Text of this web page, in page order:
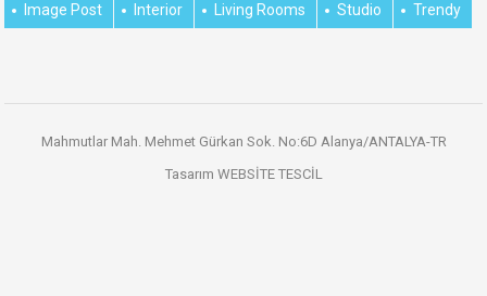
Image Post Interior Living Rooms Studio Trendy
Mahmutlar Mah. Mehmet Gürkan Sok. No:6D Alanya/ANTALYA-TR
Tasarım WEBSİTE TESCİL